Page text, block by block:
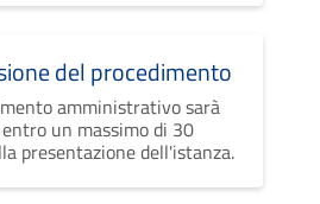
del procedimento
amministrativo sarà
un massimo di 30
presentazione dell'istanza.